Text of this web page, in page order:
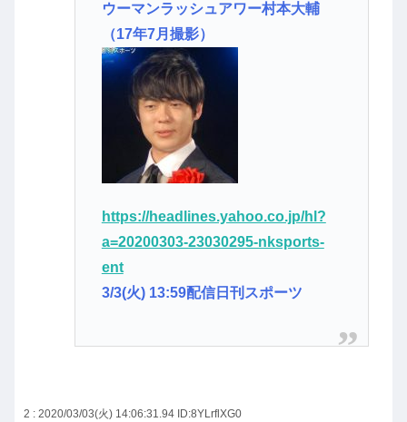
ウーマンラッシュアワー村本大輔
（17年7月撮影）
https://headlines.yahoo.co.jp/hl?
a=20200303-23030295-nksports-
ent
3/3(火) 13:59配信日刊スポーツ
2 : 2020/03/03(火) 14:06:31.94 ID:8YLrflXG0